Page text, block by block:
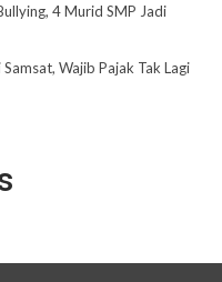
4 Murid SMP Jadi
Wajib Pajak Tak Lagi